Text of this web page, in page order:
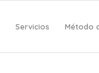
Servicios Método